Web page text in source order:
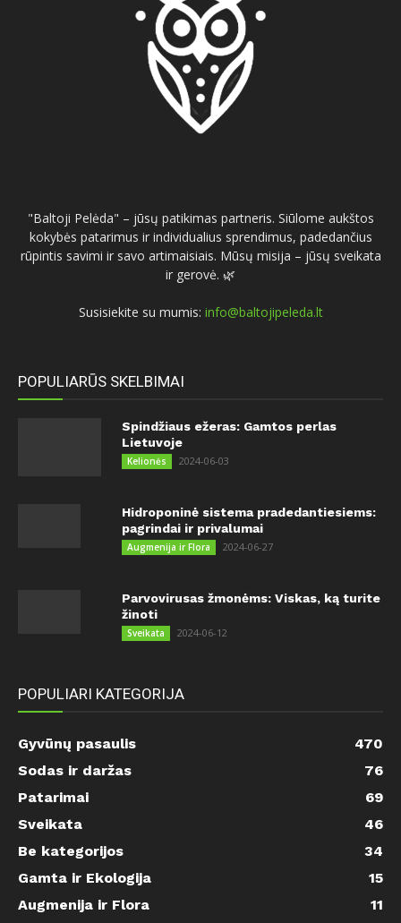
"Baltoji Pelėda" – jūsų patikimas partneris. Siūlome aukštos
kokybės patarimus ir individualius sprendimus, padedančius
rūpintis savimi ir savo artimaisiais. Mūsų misija – jūsų sveikata
ir gerovė. 🌿
Susisiekite su mumis: info@baltojipeleda.lt
POPULIARŪS SKELBIMAI
Spindžiaus ežeras: Gamtos perlas
Lietuvoje
Kelionės 2024-06-03
Hidroponinė sistema pradedantiesiems:
pagrindai ir privalumai
Augmenija ir Flora 2024-06-27
Parvovirusas žmonėms: Viskas, ką turite
žinoti
Sveikata 2024-06-12
POPULIARI KATEGORIJA
Gyvūnų pasaulis
470
Sodas ir daržas
76
Patarimai
69
Sveikata
46
Be kategorijos
34
Gamta ir Ekologija
15
Augmenija ir Flora
11